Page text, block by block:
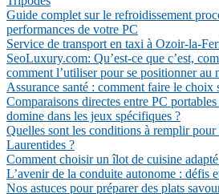
Guide complet sur le refroidissement
performances de votre PC
Service de transport en taxi à Ozoir-la-
SeoLuxury.com: Qu’est-ce que c’est,
comment l’utiliser pour se positionner au
Assurance santé : comment faire le choix
Comparaisons directes entre PC
domine dans les jeux spécifiques ?
Quelles sont les conditions à remplir pour
Laurentides ?
Comment choisir un îlot de cuisine
L’avenir de la conduite autonome : défis
Nos astuces pour préparer des plats